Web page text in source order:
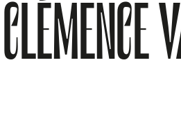
CLÉMENCE